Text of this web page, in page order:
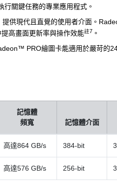
關鍵任務的專業應用程式。
供現代且直覺的使用者介面。
高畫面更新率與操作效能註7 。
PRO繪圖卡能適用於嚴苛的
記憶體
頻寬
記憶體介面
高達864 GB/s 384-bit
高達576 GB/s 256-bit